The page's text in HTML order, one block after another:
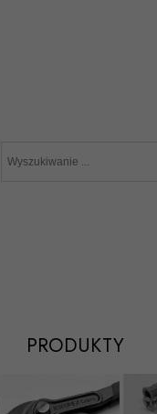
PRODUKTY